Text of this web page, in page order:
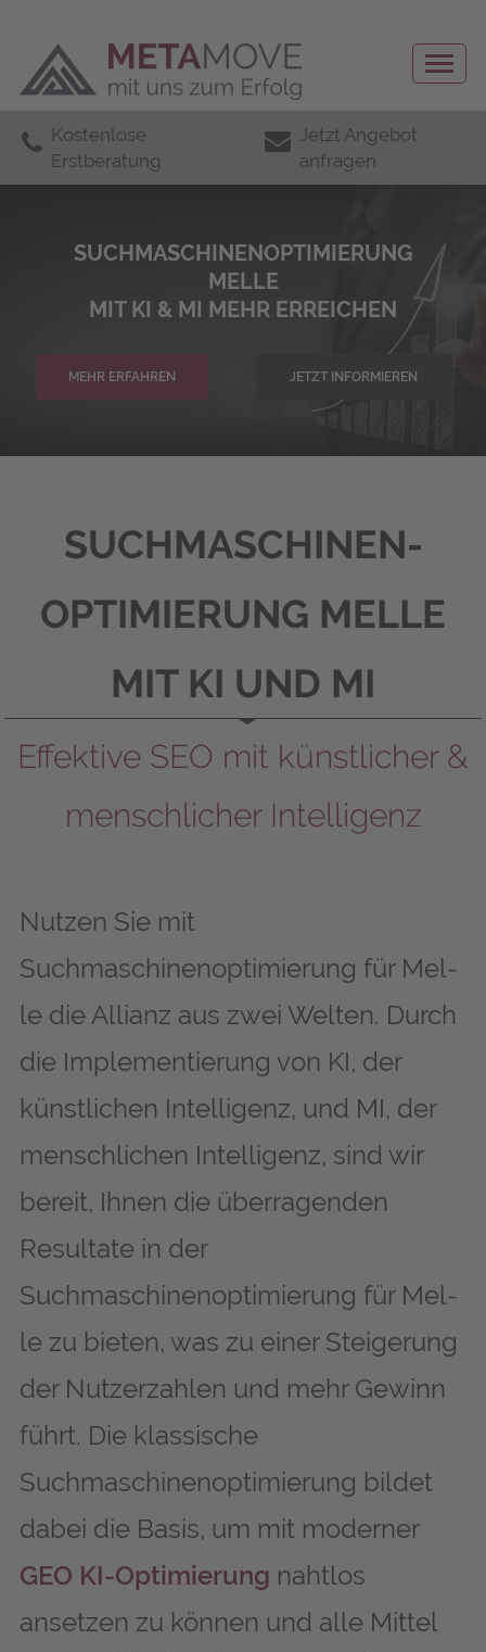
Kostenlose
Erstberatung
Jetzt Angebot
anfragen
SUCHMASCHINENOPTIMIERUNG
MEL­LE
MIT KI & MI MEHR ERREICHEN
MEHR ERFAHREN JETZT INFORMIEREN
SUCHMASCHINEN­
OPTIMIERUNG MEL­LE
MIT KI UND MI
Effektive SEO mit künstlicher &
menschlicher Intelligenz
Nutzen Sie mit
Suchmaschinenoptimierung für Mel­
le die Allianz aus zwei Welten. Durch
die Implementierung von KI, der
künstlichen Intelligenz, und MI, der
menschlichen Intelligenz, sind wir
bereit, Ihnen die überragenden
Resultate in der
Suchmaschinenoptimierung für Mel­
le zu bieten, was zu einer Steigerung
der Nutzerzahlen und mehr Gewinn
führt. Die klassische
Suchmaschinenoptimierung bildet
dabei die Basis, um mit moderner
GEO KI-Optimierung nahtlos
ansetzen zu können und alle Mittel